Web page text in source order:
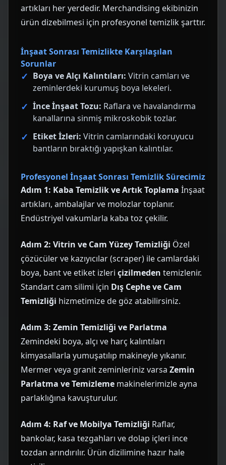
artıkları her yerdedir. Merchandising ekibinizin
ürün dizebilmesi için profesyonel temizlik şarttır.
İnşaat Sonrası Temizlikte Karşılaşılan
Sorunlar
Boya ve Alçı Kalıntıları: Vitrin camları ve
zeminlerdeki kurumuş boya lekeleri.
İnce İnşaat Tozu: Raflara ve havalandırma
kanallarına sinmiş mikroskobik tozlar.
Etiket İzleri: Vitrin camlarındaki koruyucu
bantların bıraktığı yapışkan kalıntılar.
Profesyonel İnşaat Sonrası Temizlik Sürecimiz
Adım 1: Kaba Temizlik ve Artık Toplama İnşaat
artıkları, ambalajlar ve molozlar toplanır.
Endüstriyel vakumlarla kaba toz çekilir.
Adım 2: Vitrin ve Cam Yüzey Temizliği Özel
çözücüler ve kazıyıcılar (scraper) ile camlardaki
boya, bant ve etiket izleri çizilmeden temizlenir.
Standart cam silimi için Dış Cephe ve Cam
Temizliği hizmetimize de göz atabilirsiniz.
Adım 3: Zemin Temizliği ve Parlatma
Zemindeki boya, alçı ve harç kalıntıları
kimyasallarla yumuşatılıp makineyle yıkanır.
Mermer veya granit zeminleriniz varsa Zemin
Parlatma ve Temizleme makinelerimizle ayna
parlaklığına kavuşturulur.
Adım 4: Raf ve Mobilya Temizliği Raflar,
bankolar, kasa tezgahları ve dolap içleri ince
tozdan arındırılır. Ürün dizilimine hazır hale